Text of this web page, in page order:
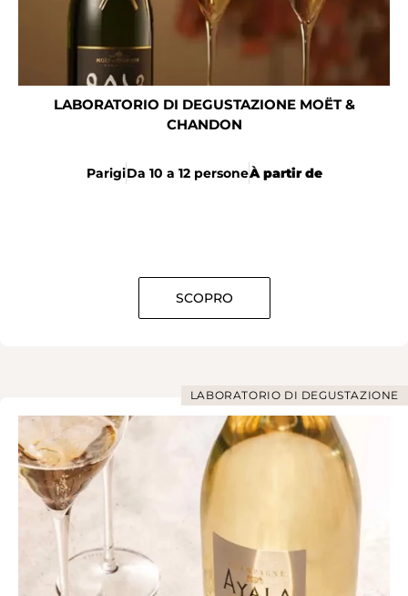
LABORATORIO DI DEGUSTAZIONE MOËT &
CHANDON
ParigiDa 10 a 12 personeÀ partir de
SCOPRO
LABORATORIO DI DEGUSTAZIONE